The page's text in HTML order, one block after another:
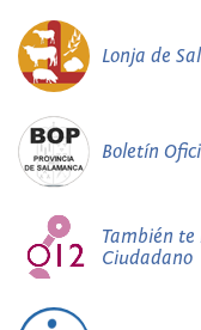
Lonja de
Boletín
También te
Ciudadano